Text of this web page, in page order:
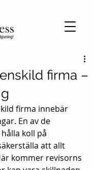
firma –
firma innebär
En av de
koll på
att allt
kommer revisorns